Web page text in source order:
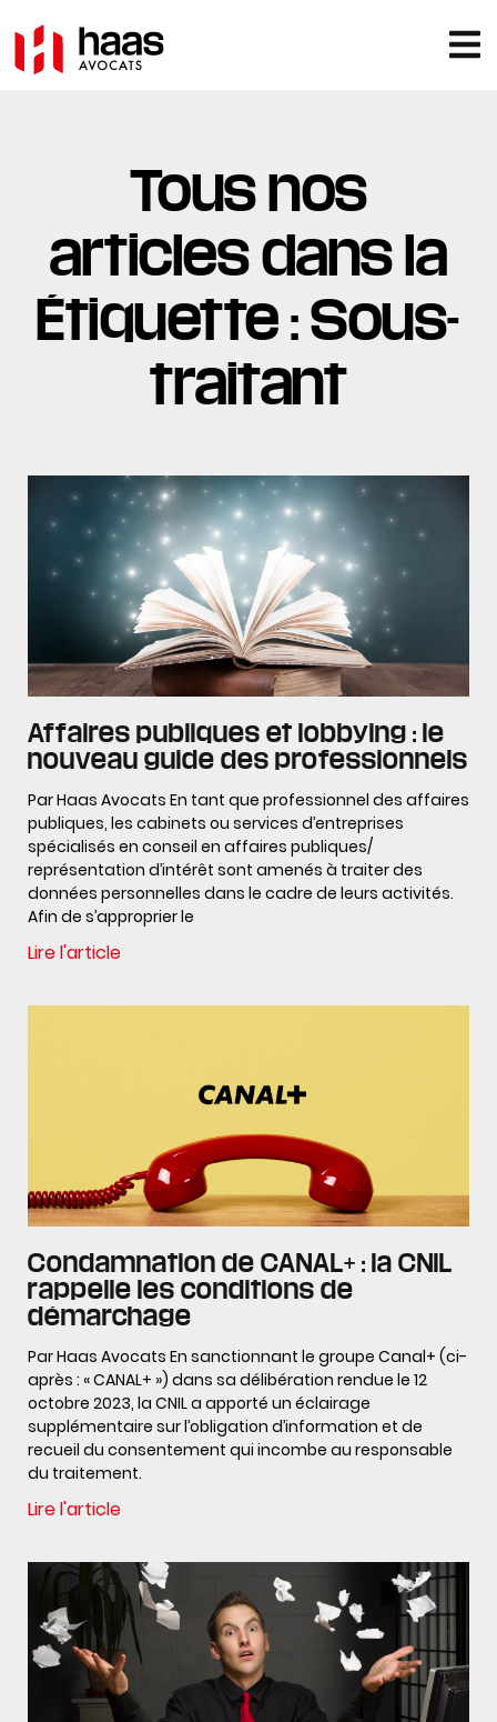
Tous nos
articles dans la
Étiquette : Sous-
traitant
Affaires publiques et lobbying : le
nouveau guide des professionnels
Par Haas Avocats En tant que professionnel des affaires
publiques, les cabinets ou services d’entreprises
spécialisés en conseil en affaires publiques/
représentation d’intérêt sont amenés à traiter des
données personnelles dans le cadre de leurs activités.
Afin de s’approprier le
Lire l'article
Condamnation de CANAL+ : la CNIL
rappelle les conditions de
démarchage
Par Haas Avocats En sanctionnant le groupe Canal+ (ci-
après : « CANAL+ ») dans sa délibération rendue le 12
octobre 2023, la CNIL a apporté un éclairage
supplémentaire sur l’obligation d’information et de
recueil du consentement qui incombe au responsable
du traitement.
Lire l'article